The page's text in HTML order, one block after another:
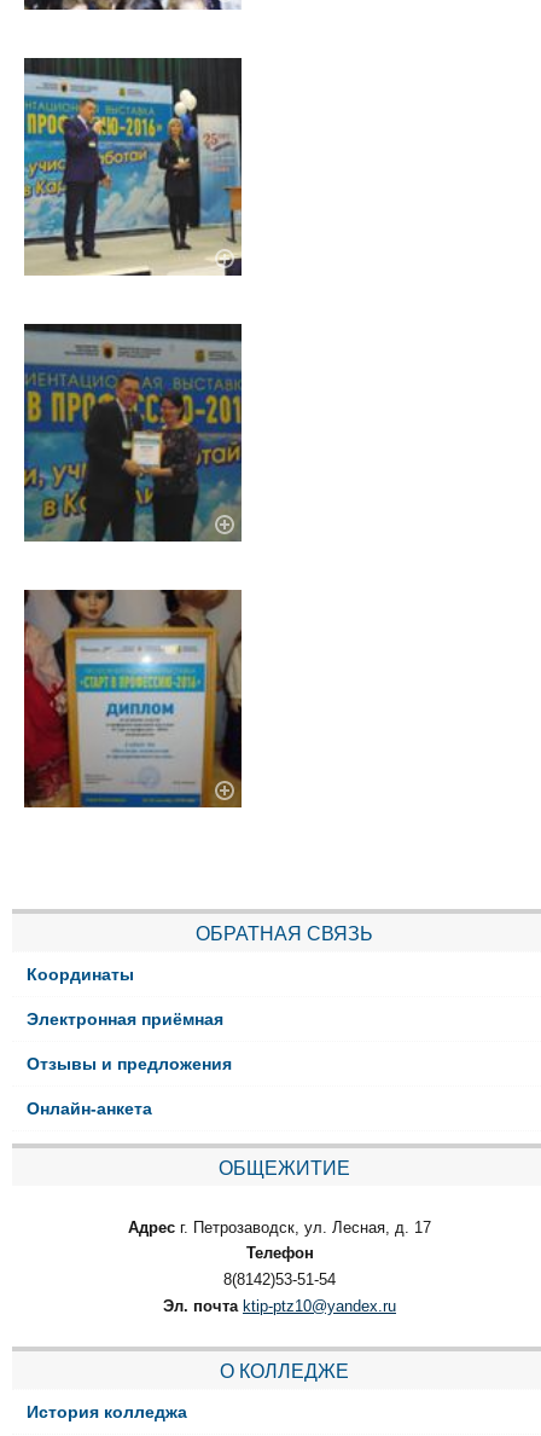
ОБРАТНАЯ СВЯЗЬ
Координаты
Электронная приёмная
Отзывы и предложения
Онлайн-анкета
ОБЩЕЖИТИЕ
Адрес г. Петрозаводск, ул. Лесная, д. 17
Телефон
8(8142)53-51-54
Эл. почта ktip-ptz10@yandex.ru
О КОЛЛЕДЖЕ
История колледжа